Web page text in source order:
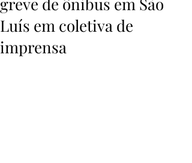
Luís em coletiva de
imprensa